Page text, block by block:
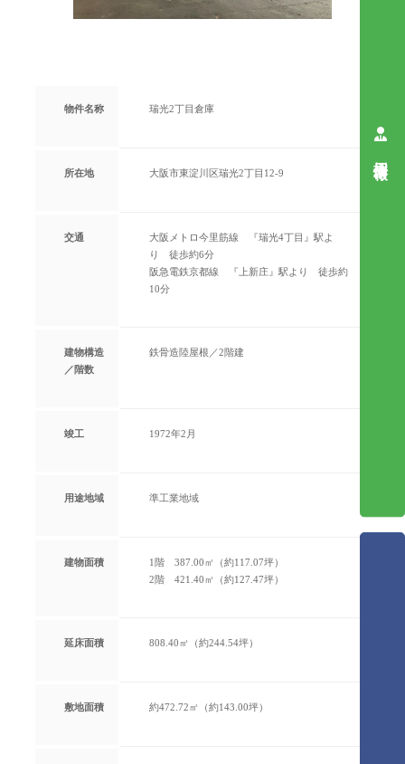
物件名称 瑞光2丁目倉庫
所在地 大阪市東淀川区瑞光2丁目12-9
交通
大阪メトロ今里筋線 『瑞光4丁目』駅よ
り 徒歩約6分
阪急電鉄京都線 『上新庄』駅より 徒歩約
10分
建物構造
／階数
鉄骨造陸屋根／2階建
竣工 1972年2月
用途地域 準工業地域
建物面積
1階 387.00㎡（約117.07坪）
2階 421.40㎡（約127.47坪）
延床面積 808.40㎡（約244.54坪）
敷地面積 約472.72㎡（約143.00坪）